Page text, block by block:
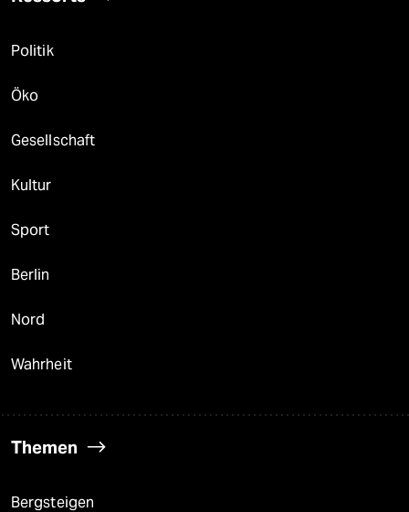
Politik
Öko
Gesellschaft
Kultur
Sport
Berlin
Nord
Wahrheit
Themen
Bergsteigen